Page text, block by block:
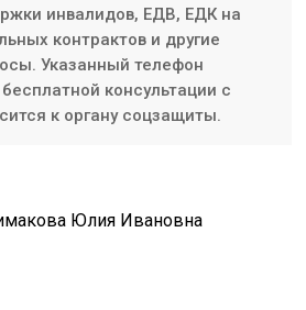
инвалидов, ЕДВ, ЕДК на
контрактов и другие
Указанный телефон
консультации с
к органу соцзащиты.
Юлия Ивановна